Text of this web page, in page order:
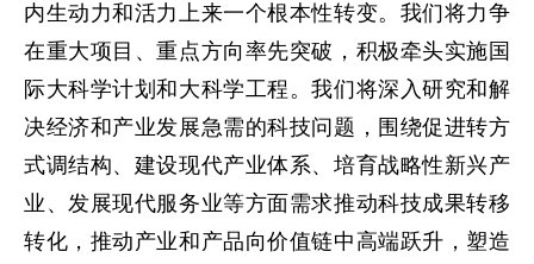
内生动力和活力上来一个根本性转变。我们将力争
在重大项目、重点方向率先突破，积极牵头实施国
际大科学计划和大科学工程。我们将深入研究和解
决经济和产业发展急需的科技问题，围绕促进转方
式调结构、建设现代产业体系、培育战略性新兴产
业、发展现代服务业等方面需求推动科技成果转移
转化，推动产业和产品向价值链中高端跃升，塑造